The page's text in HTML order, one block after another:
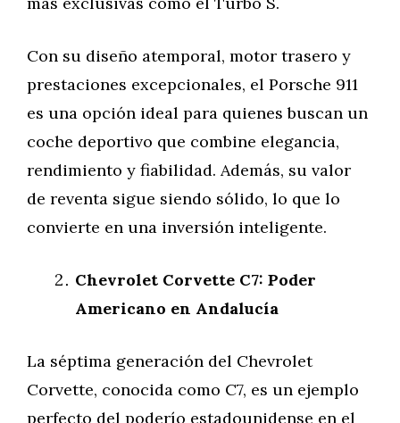
Con su diseño atemporal, motor trasero y
prestaciones excepcionales, el Porsche 911
es una opción ideal para quienes buscan un
coche deportivo que combine elegancia,
rendimiento y fiabilidad. Además, su valor
de reventa sigue siendo sólido, lo que lo
convierte en una inversión inteligente.
Chevrolet Corvette C7: Poder
Americano en Andalucía
La séptima generación del Chevrolet
Corvette, conocida como C7, es un ejemplo
perfecto del poderío estadounidense en el